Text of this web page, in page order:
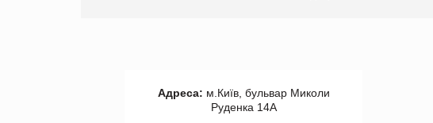
Адреса: м.Київ, бульвар Миколи
Руденка 14А